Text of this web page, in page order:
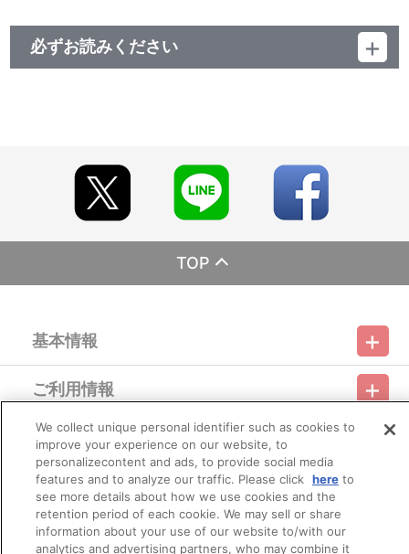
必ずお読みください
場合、早期にご注文の受付を終了させて頂くことがございます。
※ご要望多数の場合、お届け時期を変更し、再度受注を行うこと
がございます。
※撮影環境やご利用のモニター環境により、実物と多少異なって
見える場合がございます。
【本商品の内容】
アニメイト
※イベント会場や海外等で販売する場合があります。
※詳細は公式サイト等でご案内致します。
【ご注意（必ずお読みください）】
■商品について
※商品画像はイメージです。実際の商品仕様が異なる場合がご
ざいます。あらかじめご了承ください。
■ご注文・お支払いについて
TOP
基本情報
利用規約 特定商取引法に基づく表示
プライバシーオプション 会社概要
ご利用情報
ご利用ガイド サイトマップ お問い合わせ 推奨環境
Do Not Sell or Share My Personal Information
会員メニュー
ログイン 会員規約 新規会員登録
その他のご案内
バンダイナムコフィルムワークス
We collect unique personal identifier such as cookies to
improve your experience on our website, to
personalizecontent and ads, to provide social media
features and to analyze our traffic. Please click hereto
see more details about how we use cookies and the
retention period of each cookie. We may sell or share
information about your use of our website to/with our
analytics and advertising partners, who may combine it